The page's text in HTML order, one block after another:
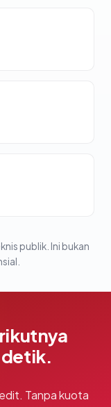
publik. Ini bukan
Tanpa kuota